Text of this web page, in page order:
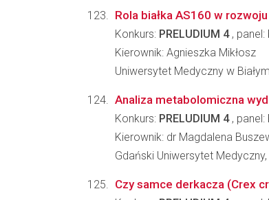
Rola białka AS160 w
Konkurs: PRELUDIUM 4, panel:
Kierownik: Agnieszka Mikłosz
Uniwersytet Medyczny w
Analiza metabolomiczna
Konkurs: PRELUDIUM 4, panel:
Kierownik: dr Magdalena
Gdański Uniwersytet
Czy samce derkacza (Crex